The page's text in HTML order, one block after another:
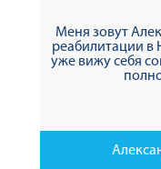
Меня зовут
реабилитации в
уже вижу себя